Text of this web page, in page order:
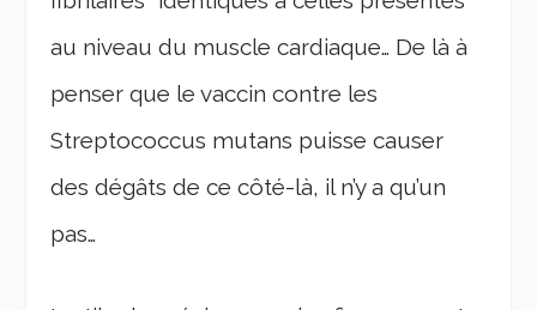
au niveau du muscle cardiaque… De là à
penser que le vaccin contre les
Streptococcus mutans puisse causer
des dégâts de ce côté-là, il n’y a qu’un
pas…